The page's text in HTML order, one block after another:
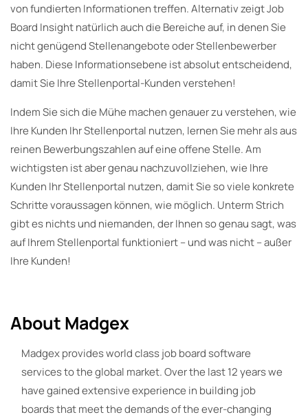
von fundierten Informationen treffen. Alternativ zeigt Job
Board Insight natürlich auch die Bereiche auf, in denen Sie
nicht genügend Stellenangebote oder Stellenbewerber
haben. Diese Informationsebene ist absolut entscheidend,
damit Sie Ihre Stellenportal-Kunden verstehen!
Indem Sie sich die Mühe machen genauer zu verstehen, wie
Ihre Kunden Ihr Stellenportal nutzen, lernen Sie mehr als aus
reinen Bewerbungszahlen auf eine offene Stelle. Am
wichtigsten ist aber genau nachzuvollziehen, wie Ihre
Kunden Ihr Stellenportal nutzen, damit Sie so viele konkrete
Schritte voraussagen können, wie möglich. Unterm Strich
gibt es nichts und niemanden, der Ihnen so genau sagt, was
auf Ihrem Stellenportal funktioniert – und was nicht – außer
Ihre Kunden!
About Madgex
Madgex provides world class job board software
services to the global market. Over the last 12 years we
have gained extensive experience in building job
boards that meet the demands of the ever-changing